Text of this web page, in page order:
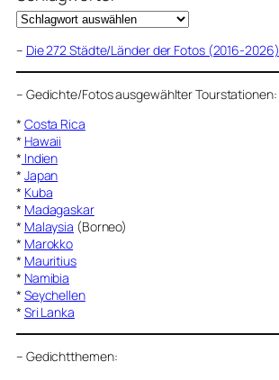
– Die 272 Städte/Länder der Fotos (2016-2026)
– Gedichte/Fotos ausgewählter Tourstationen:
* Costa Rica
* Hawaii
* Indien
* Japan
* Kuba
* Madagaskar
* Malaysia (Borneo)
* Marokko
* Mauritius
* Namibia
* Seychellen
* Sri Lanka
– Gedichtthemen: